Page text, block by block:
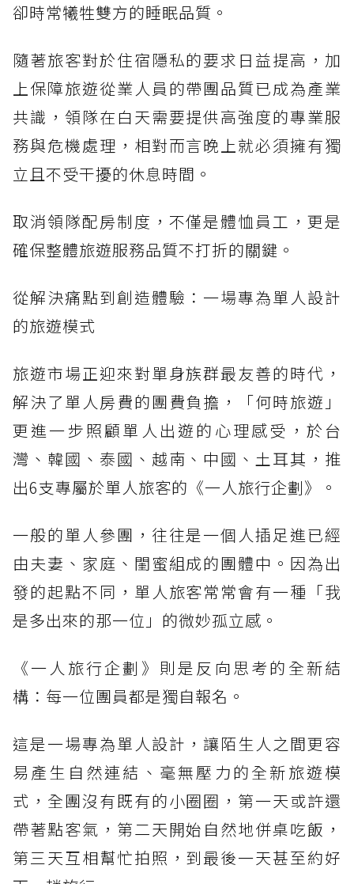
卻時常犧牲雙方的睡眠品質。
隨著旅客對於住宿隱私的要求日益提高，加
上保障旅遊從業人員的帶團品質已成為產業
共識，領隊在白天需要提供高強度的專業服
務與危機處理，相對而言晚上就必須擁有獨
立且不受干擾的休息時間。
取消領隊配房制度，不僅是體恤員工，更是
確保整體旅遊服務品質不打折的關鍵。
從解決痛點到創造體驗：一場專為單人設計
的旅遊模式
旅遊市場正迎來對單身族群最友善的時代，
解決了單人房費的團費負擔，「何時旅遊」
更進一步照顧單人出遊的心理感受，於台
灣、韓國、泰國、越南、中國、土耳其，推
出6支專屬於單人旅客的《一人旅行企劃》。
一般的單人參團，往往是一個人插足進已經
由夫妻、家庭、閨蜜組成的團體中。因為出
發的起點不同，單人旅客常常會有一種「我
是多出來的那一位」的微妙孤立感。
《一人旅行企劃》則是反向思考的全新結
構：每一位團員都是獨自報名。
這是一場專為單人設計，讓陌生人之間更容
易產生自然連結、毫無壓力的全新旅遊模
式，全團沒有既有的小圈圈，第一天或許還
帶著點客氣，第二天開始自然地併桌吃飯，
第三天互相幫忙拍照，到最後一天甚至約好